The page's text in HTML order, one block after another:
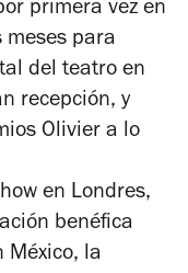
primera vez en
meses para
del teatro en
recepción, y
Olivier a lo
en Londres,
benéfica
México, la